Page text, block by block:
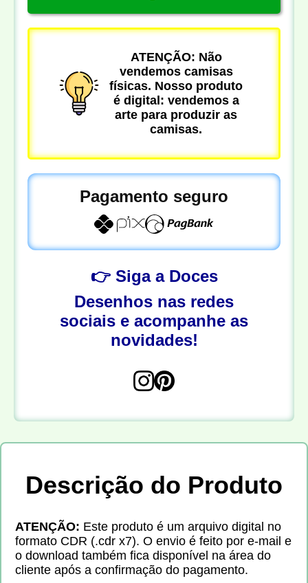
ATENÇÃO: Não
vendemos camisas
físicas. Nosso produto
é digital: vendemos a
arte para produzir as
camisas.
Pagamento seguro
👉 Siga a Doces
Desenhos nas redes
sociais e acompanhe as
novidades!
Descrição do Produto
ATENÇÃO: Este produto é um arquivo digital no
formato CDR (.cdr x7). O envio é feito por e-mail e
o download também fica disponível na área do
cliente após a confirmação do pagamento.